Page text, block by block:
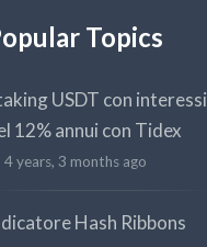
Topics
USDT con interessi
12% annui con Tidex
4 years, 3 months ago
Hash Ribbons